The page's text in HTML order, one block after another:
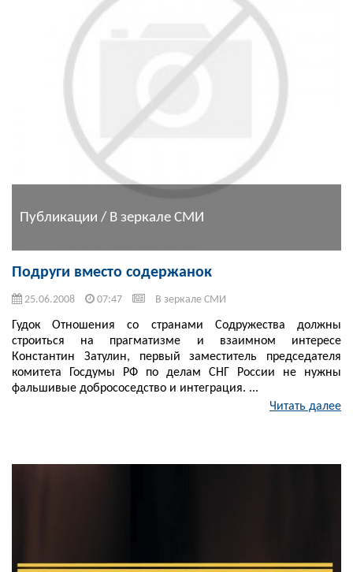
Публикации / В зеркале СМИ
Подруги вместо содержанок
25.06.2008 07:47 В зеркале СМИ
Гудок Отношения со странами Содружества должны
строиться на прагматизме и взаимном интересе
Константин Затулин, первый заместитель председателя
комитета Госдумы РФ по делам СНГ России не нужны
фальшивые добрососедство и интеграция. ...
Читать далее